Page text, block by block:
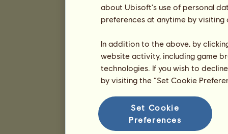
about Ubisoft's use of personal
preferences at anytime by
In addition to the above, by
website activity, including game
technologies. If you wish to
by visiting the “Set Cookie
Set Cookie
Preferences